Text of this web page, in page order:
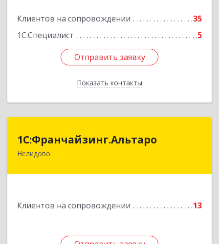
Клиентов на сопровождении
35
1С:Специалист
5
Отправить заявку
Показать контакты
Подробнее
Отправить заявку
Назад
1С:Франчайзинг.Альтаро
Нелидово
Клиентов на сопровождении 13
1С:Франчайзинг.Альтаро
172527, Тверская обл, Нелидово г, Матросова